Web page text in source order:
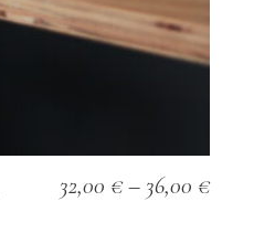
32,00 €– 36,00 €